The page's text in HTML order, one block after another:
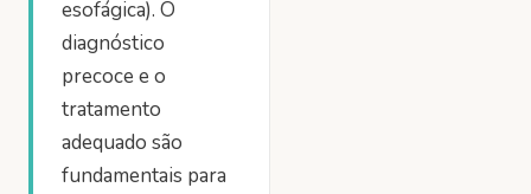
esofágica). O
diagnóstico
precoce e o
tratamento
adequado são
fundamentais para